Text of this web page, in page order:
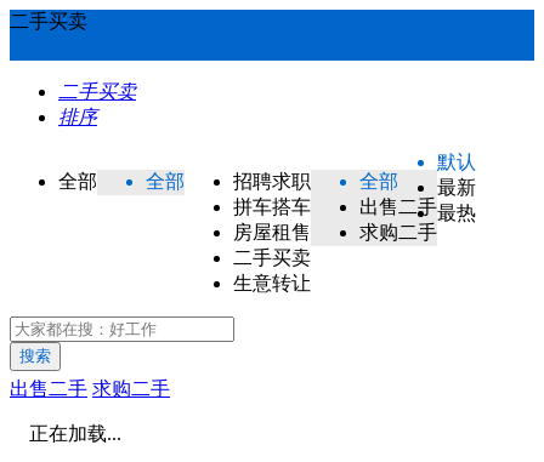
二手买卖
二手买卖
排序
全部 全部
招聘求职
拼车搭车
房屋租售
二手买卖
生意转让
全部
出售二手
求购二手
默认
最新
最热
搜索
出售二手 求购二手
正在加载...